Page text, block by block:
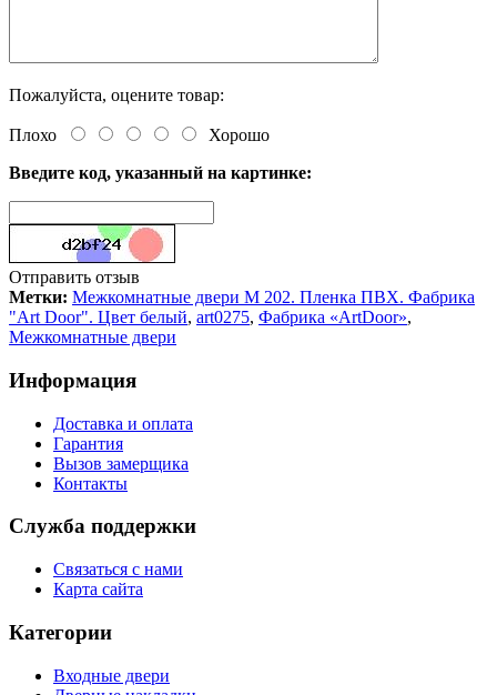
Пожалуйста, оцените товар:
Плохо
Хорошо
Введите код, указанный на картинке:
Отправить отзыв
Метки: Межкомнатные двери M 202. Пленка ПВХ. Фабрика
"Art Door". Цвет белый, art0275, Фабрика «ArtDoor»,
Межкомнатные двери
Информация
Доставка и оплата
Гарантия
Вызов замерщика
Контакты
Служба поддержки
Связаться с нами
Карта сайта
Категории
Входные двери